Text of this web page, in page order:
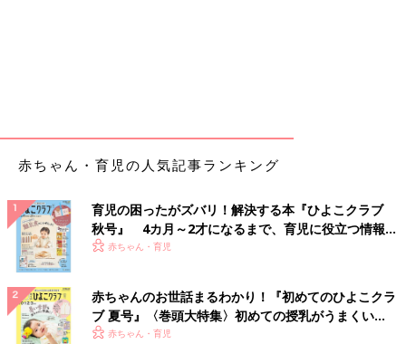
赤ちゃん・育児の人気記事ランキング
育児の困ったがズバリ！解決する本『ひよこクラブ
秋号』 4カ月～2才になるまで、育児に役立つ情報が
いっぱい！
赤ちゃん・育児
赤ちゃんのお世話まるわかり！『初めてのひよこクラ
ブ 夏号』〈巻頭大特集〉初めての授乳がうまくい
く！ おっぱい・ミルクの基本と夏のトラブル 解決テ
赤ちゃん・育児